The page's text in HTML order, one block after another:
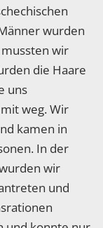
wurden
wir
die Haare
uns
weg. Wir
kamen in
In der
wir
und